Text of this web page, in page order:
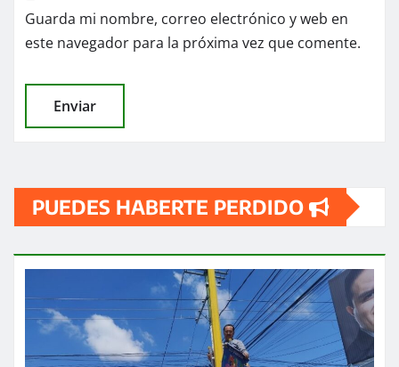
Guarda mi nombre, correo electrónico y web en
este navegador para la próxima vez que comente.
PUEDES HABERTE PERDIDO